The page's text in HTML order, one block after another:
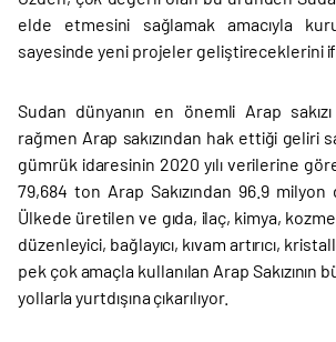
elde etmesini sağlamak amacıyla
sayesinde yeni projeler geliştireceklerini
Sudan dünyanın en önemli Arap
rağmen Arap sakızından hak ettiği geliri
gümrük idaresinin 2020 yılı verilerine
79,684 ton Arap Sakızından 96.9 milyon
Ülkede üretilen ve gıda, ilaç, kimya,
düzenleyici, bağlayıcı, kıvam artırıcı,
pek çok amaçla kullanılan Arap Sakızının
yollarla yurtdışına çıkarılıyor.